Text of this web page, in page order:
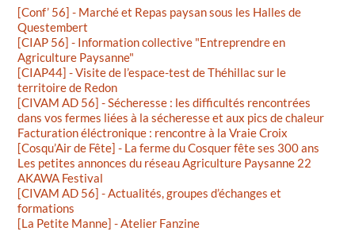
[Conf’ 56] - Marché et Repas paysan sous les Halles de
Questembert
[CIAP 56] - Information collective "Entreprendre en
Agriculture Paysanne"
[CIAP44] - Visite de l’espace-test de Théhillac sur le
territoire de Redon
[CIVAM AD 56] - Sécheresse : les difficultés rencontrées
dans vos fermes liées à la sécheresse et aux pics de chaleur
Facturation éléctronique : rencontre à la Vraie Croix
[Cosqu’Air de Fête] - La ferme du Cosquer fête ses 300 ans
Les petites annonces du réseau Agriculture Paysanne 22
AKAWA Festival
[CIVAM AD 56] - Actualités, groupes d’échanges et
formations
[La Petite Manne] - Atelier Fanzine